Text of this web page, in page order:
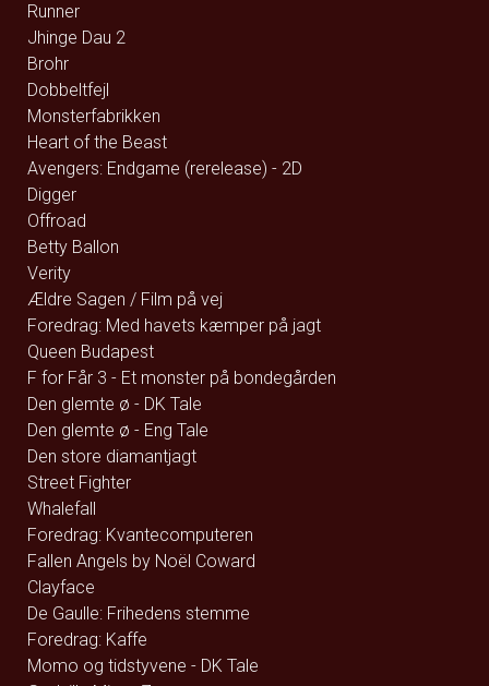
Runner
Jhinge Dau 2
Brohr
Dobbeltfejl
Monsterfabrikken
Heart of the Beast
Avengers: Endgame (rerelease) - 2D
Digger
Offroad
Betty Ballon
Verity
Ældre Sagen / Film på vej
Foredrag: Med havets kæmper på jagt
Queen Budapest
F for Får 3 - Et monster på bondegården
Den glemte ø - DK Tale
Den glemte ø - Eng Tale
Den store diamantjagt
Street Fighter
Whalefall
Foredrag: Kvantecomputeren
Fallen Angels by Noël Coward
Clayface
De Gaulle: Frihedens stemme
Foredrag: Kaffe
Momo og tidstyvene - DK Tale